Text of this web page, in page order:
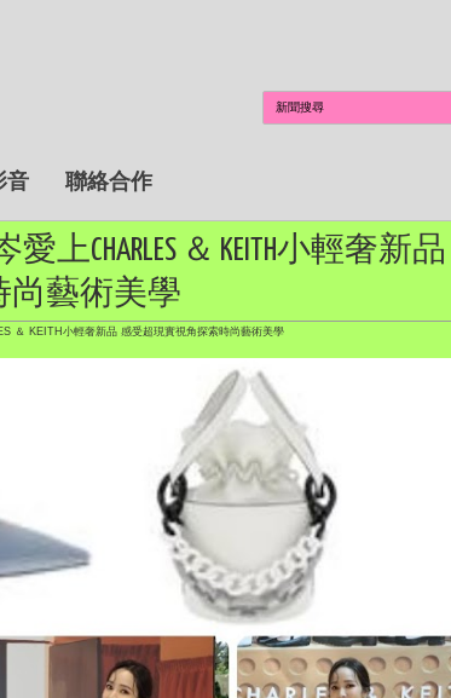
音 聯絡合作
上CHARLES ＆ KEITH小輕奢新
尚藝術美學
＆ KEITH小輕奢新品 感受超現實視角探索時尚藝術美學